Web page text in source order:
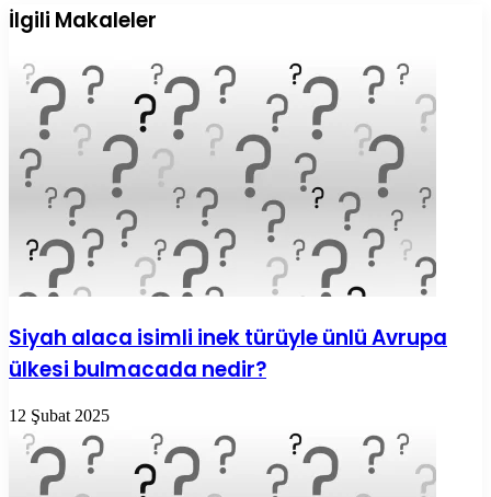
ile
paylaş
İlgili Makaleler
Siyah alaca isimli inek türüyle ünlü Avrupa
ülkesi bulmacada nedir?
12 Şubat 2025